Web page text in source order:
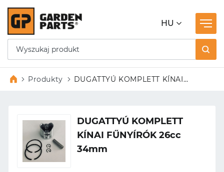
HU
Produkty
DUGATTYÚ KOMPLETT KÍNAI
DUGATTYÚ KOMPLETT
KÍNAI FŰNYÍRÓK 26cc
34mm